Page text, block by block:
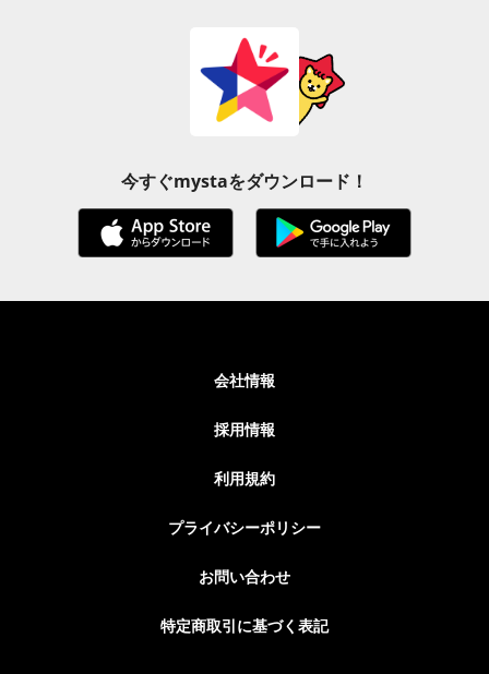
今すぐmystaをダウンロード！
会社情報
採用情報
利用規約
プライバシーポリシー
お問い合わせ
特定商取引に基づく表記